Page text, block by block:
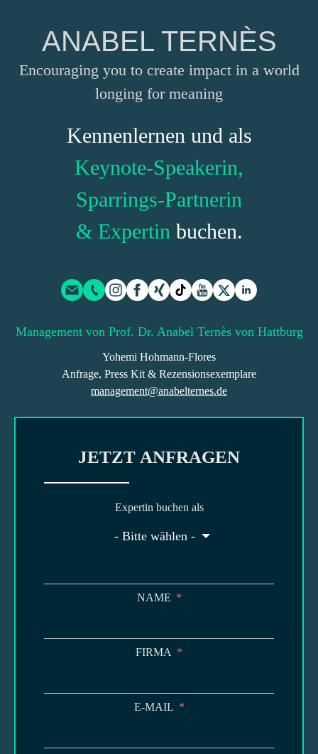
ANABEL TERNÈS
Encouraging you to create impact in a world
longing for meaning
Kennenlernen und als
Keynote-Speakerin,
Sparrings-Partnerin
& Expertin buchen.
Management von Prof. Dr. Anabel Ternès von Hattburg
Yohemi Hohmann-Flores
Anfrage, Press Kit & Rezensionsexemplare
management@anabelternes.de
JETZT ANFRAGEN
Expertin buchen als
- Bitte wählen -
NAME
FIRMA
E-MAIL